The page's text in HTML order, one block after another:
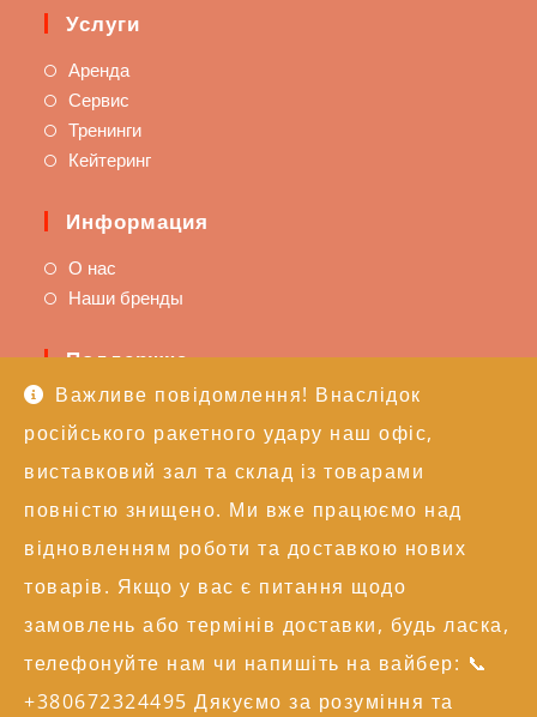
Важливе повідомлення! Внаслідок
російського ракетного удару наш офіс,
виставковий зал та склад із товарами
повністю знищено. Ми вже працюємо над
відновленням роботи та доставкою нових
товарів. Якщо у вас є питання щодо
замовлень або термінів доставки, будь ласка,
телефонуйте нам чи напишіть на вайбер: 📞
+380672324495 Дякуємо за розуміння та
Услуги
Аренда
Сервис
Тренинги
Кейтеринг
Информация
О нас
Наши бренды
Поддержка
Доставка и оплата
Политика возврата
Техподдержка
+38 (050) 246-17-15
info@alexgroupe.com
Больше информации